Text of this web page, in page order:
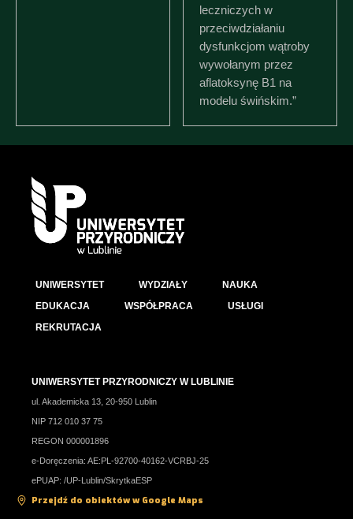
leczniczych w
przeciwdziałaniu
dysfunkcjom wątroby
wywołanym przez
aflatoksynę B1 na
modelu świńskim.”
UNIWERSYTET WYDZIAŁY
NAUKA
EDUKACJA
WSPÓŁPRACA
USŁUGI
REKRUTACJA
UNIWERSYTET PRZYRODNICZY W LUBLINIE
ul. Akademicka 13, 20-950 Lublin
NIP 712 010 37 75
REGON 000001896
e-Doręczenia: AE:PL-92700-40162-VCRBJ-25
ePUAP: /UP-Lublin/SkrytkaESP
Przejdź do obiektów w Google Maps